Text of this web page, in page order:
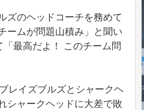
ズのヘッドコーチを務めて
ームが問題山積み」と聞い
最高だよ！ このチーム問
レイズブルズとシャークヘ
シャークヘッドに大差で敗